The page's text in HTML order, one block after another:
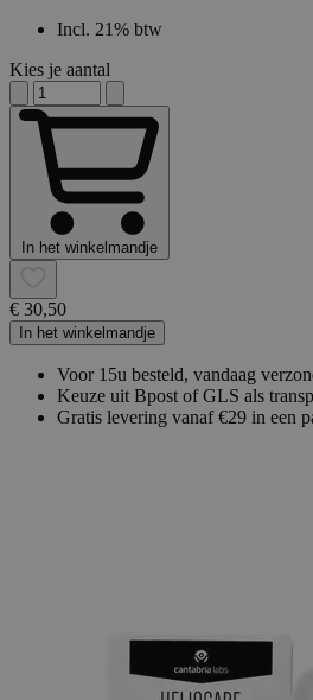
Incl. 21% btw
Kies je aantal
In het winkelmandje
€ 30,50
In het winkelmandje
Voor 15u besteld, vandaag
Keuze uit Bpost of GLS als
Gratis levering vanaf €29 in een